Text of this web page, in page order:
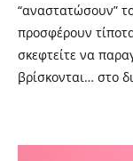
“αναστατώσουν”
προσφέρουν
σκεφτείτε να
βρίσκονται… στο